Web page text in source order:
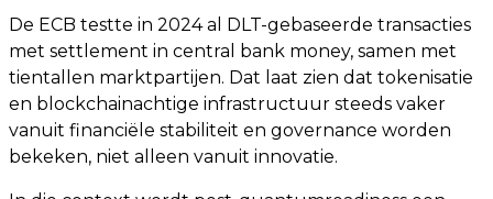
De ECB testte in 2024 al DLT-gebaseerde transacties
met settlement in central bank money, samen met
tientallen marktpartijen. Dat laat zien dat tokenisatie
en blockchainachtige infrastructuur steeds vaker
vanuit financiële stabiliteit en governance worden
bekeken, niet alleen vanuit innovatie.